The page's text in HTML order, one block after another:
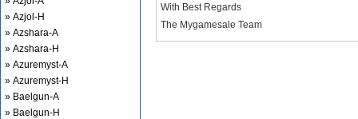
» Azjol-H
» Azshara-A
» Azshara-H
» Azuremyst-A
» Azuremyst-H
» Baelgun-A
» Baelgun-H
With Best Regards
The Mygamesale Team